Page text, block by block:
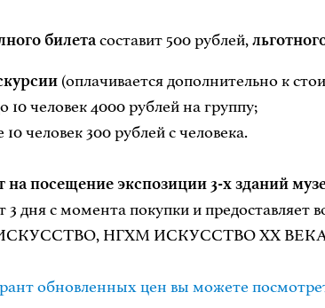
билетасоставит 500 рублей,
(оплачивается дополнительно к
10 человек 4000 рублей на группу;
человек 300 рублей с человека.
на посещение экспозиции 3-х зданий
3 дня с момента покупки и
НГХМ ИСКУССТВО XX
обновленных цен вы можете